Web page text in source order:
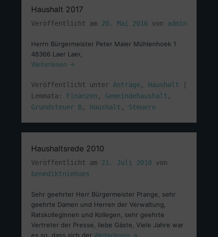
Haushalt 2017
Veröffentlicht am 20. Mai 2016 von admin
Herrn Bürgermeister Peter Maier Mühlenhoek 1
48366 Laer Laer,
Weiterlesen →
Veröffentlicht unter Anträge , Haushalt
Lemmata:
Finanzen , Gemeindehaushalt ,
Grundsteuer B , Haushalt , Steuern
Haushaltsrede 2010
Veröffentlicht am 21. Juli 2010 von
benediktniehues
Sehr geehrter Herr Bürgermeister Prange, sehr
geehrte Damen und Herren der Verwaltung,
Ratskolleginnen und Kollegen, sehr geehrte
Vertreter der Presse, liebe Gäste, Viele Jahre war
es so, dass sich der Weiterlesen →